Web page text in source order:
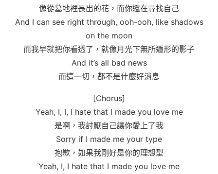
像從墓地裡長出的花，而你還在尋找自己
And I can see right through, ooh-ooh, like shadows
on the moon
而我早就把你看透了，就像月光下無所遁形的影子
And it’s all bad news
而這一切，都不是什麼好消息
[Chorus]
Yeah, I, I, I hate that I made you love me
是啊，我討厭自己讓你愛上了我
Sorry if I made me your type
抱歉，如果我剛好是你的理想型
Yeah, I, I hate that I made you love me